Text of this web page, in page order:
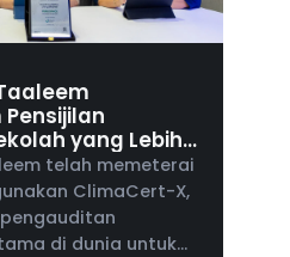
yang Lebih
telah memeterai
ClimaCert-X,
di dunia untuk